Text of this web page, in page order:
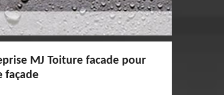
MJ Toiture facade pour
façade